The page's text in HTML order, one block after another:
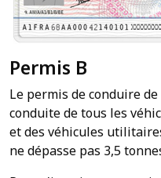
Permis B
Le permis de conduire
conduite de tous les
et des véhicules
ne dépasse pas 3,5